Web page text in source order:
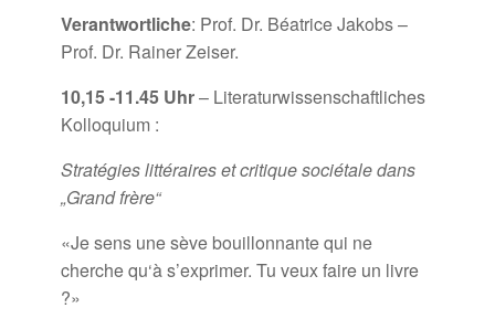
Verantwortliche: Prof. Dr. Béatrice Jakobs –
Prof. Dr. Rainer Zeiser.
10,15 -11.45 Uhr– Literaturwissenschaftliches
Kolloquium :
Stratégies littéraires et critique sociétale dans
„Grand frère“
«Je sens une sève bouillonnante qui ne
cherche qu‘à s’exprimer. Tu veux faire un livre
?»